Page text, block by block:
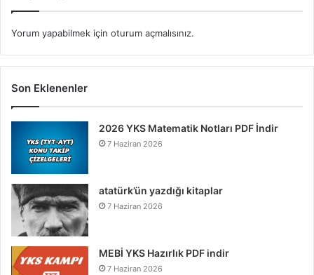
Yorum yapabilmek için oturum açmalısınız.
Son Eklenenler
2026 YKS Matematik Notları PDF İndir
7 Haziran 2026
atatürk’ün yazdığı kitaplar
7 Haziran 2026
MEBİ YKS Hazırlık PDF indir
7 Haziran 2026